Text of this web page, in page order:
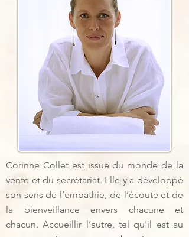
Corinne Collet est issue du monde de la
vente et du secrétariat. Elle y a développé
son sens de l’empathie, de l’écoute et de
la bienveillance envers chacune et
chacun. Accueillir l’autre, tel qu’il est au